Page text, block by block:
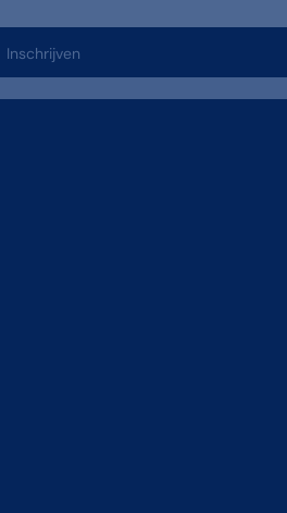
Inschrijven